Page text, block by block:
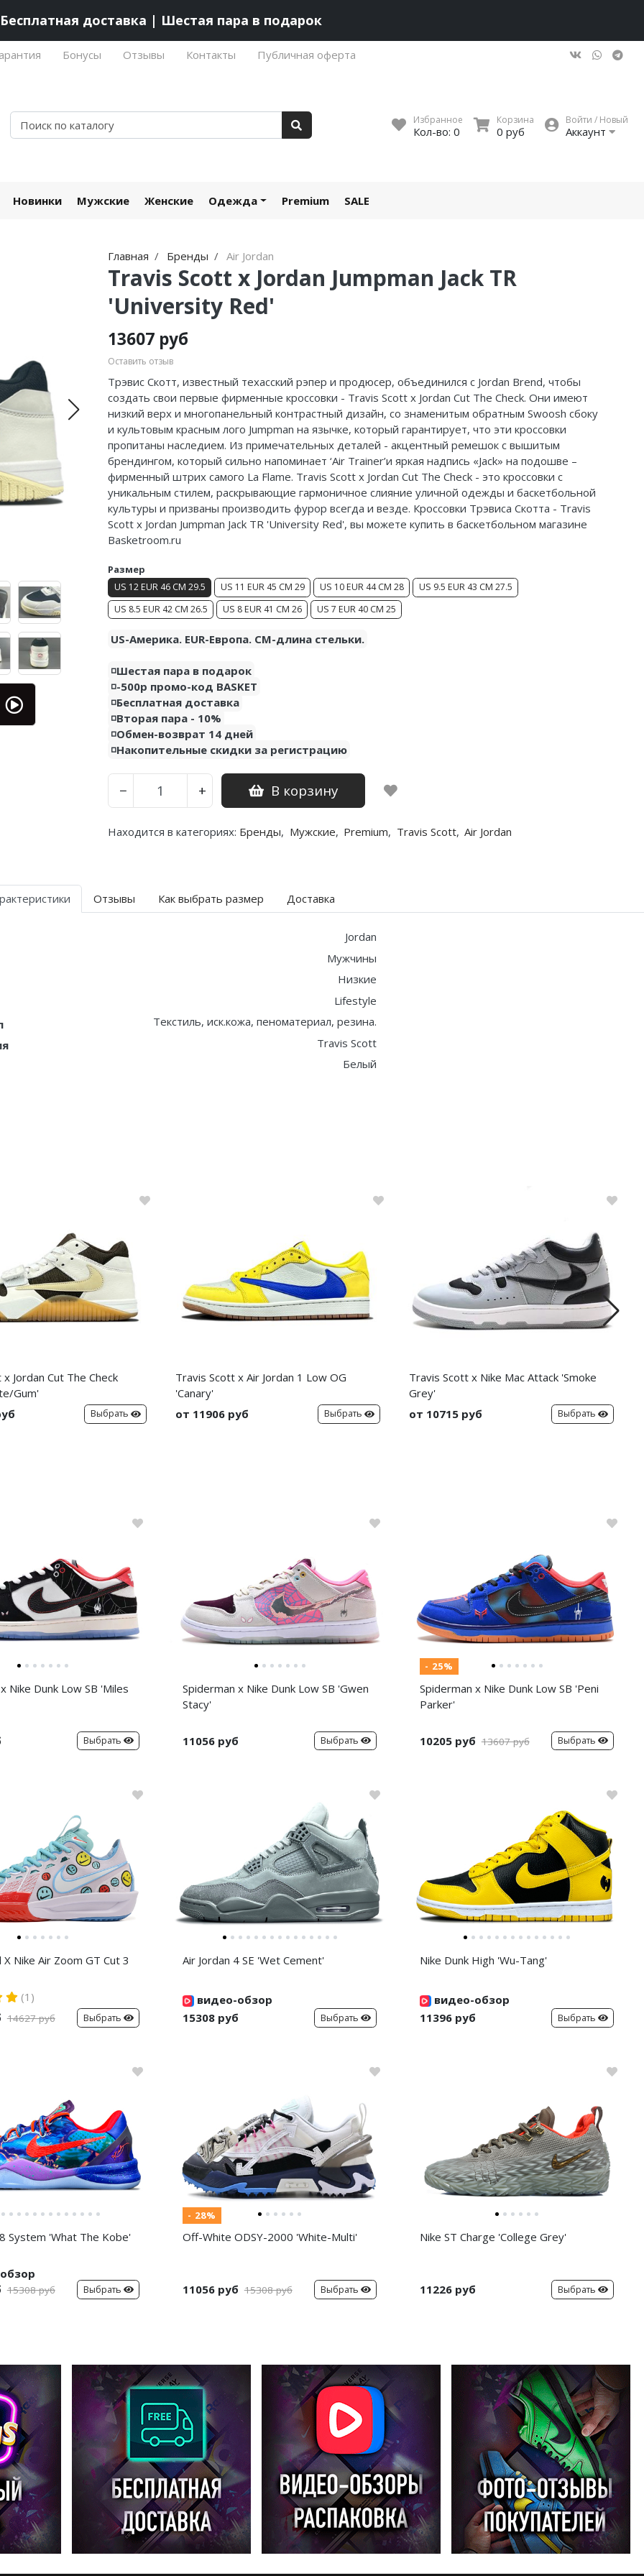
Бесплатная доставка | Шестая пара в подарок
Бонусы Отзывы Контакты Публичная оферта
Избранное
Кол-во: 0
Корзина
0 руб
Войти / Новый
Аккаунт
Новинки Мужские Женские Одежда Premium SALE
Главная Бренды Air Jordan
Travis Scott x Jordan Jumpman Jack TR
'University Red'
13607 руб
Оставить отзыв
Трэвис Скотт, известный техасский рэпер и продюсер, объединился с Jordan Brend, чтобы
создать свои первые фирменные кроссовки - Travis Scott x Jordan Cut The Check.Они имеют
низкий верх и многопанельный контрастный дизайн, со знаменитым обратным Swoosh сбоку
и культовым красным лого Jumpman на язычке, который гарантирует, что эти кроссовки
пропитаны наследием. Из примечательных деталей - акцентный ремешок с вышитым
брендингом, который сильно напоминает ‘Air Trainer’и яркая надпись «Jack» на подошве –
фирменный штрих самого La Flame. Travis Scott x Jordan Cut The Check - это кроссовки с
уникальным стилем, раскрывающие гармоничное слияние уличной одежды и баскетбольной
культуры и призваны производить фурор всегда и везде. Кроссовки Трэвиса Скотта - Travis
Scott x Jordan Jumpman Jack TR 'University Red', вы можете купить в баскетбольном магазине
Basketroom.ru
Размер
US 12 EUR 46 CM 29.5 US 11 EUR 45 CM 29 US 10 EUR 44 CM 28
US 9.5 EUR 43 CM 27.5
US 8.5 EUR 42 CM 26.5
US 8 EUR 41 CM 26 US 7 EUR 40 CM 25
US-Америка. EUR-Европа. CM-длина стельки.
◽️Шестая пара в подарок
◽️-500р промо-код BASKET
◽️Бесплатная доставка
◽️Вторая пара - 10%
◽️Обмен-возврат 14 дней
◽️Накопительные скидки за регистрацию
− + В корзину
Находится в категориях: Бренды, Мужские, Premium, Travis Scott, Air Jordan
Отзывы Как выбрать размер Доставка
Jordan
Мужчины
Низкие
Lifestyle
Текстиль, иск.кожа, пеноматериал, резина.
Travis Scott
Белый
Jordan Cut The Check
Gum'
Выбрать
Travis Scott x Air Jordan 1 Low OG
'Canary'
от 11906 руб
Выбрать
Travis Scott x Nike Mac Attack 'Smoke
Grey'
от 10715 руб
Выбрать
Nike Dunk Low SB 'Miles
Выбрать
Spiderman x Nike Dunk Low SB 'Gwen
Stacy'
11056 руб Выбрать
- 25%
Spiderman x Nike Dunk Low SB 'Peni
Parker'
10205 руб 13607 руб Выбрать
X Nike Air Zoom GT Cut 3
(1)
14627 руб Выбрать
Air Jordan 4 SE 'Wet Cement'
видео-обзор
15308 руб
Выбрать
Nike Dunk High 'Wu-Tang'
видео-обзор
11396 руб
Выбрать
System 'What The Kobe'
15308 руб Выбрать
- 28%
Off-White ODSY-2000 'White-Multi'
11056 руб 15308 руб Выбрать
Nike ST Charge 'College Grey'
11226 руб Выбрать